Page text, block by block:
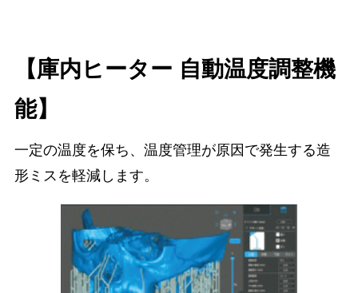
【庫内ヒーター 自動温度調整機
能】
一定の温度を保ち、温度管理が原因で発生する造
形ミスを軽減します。